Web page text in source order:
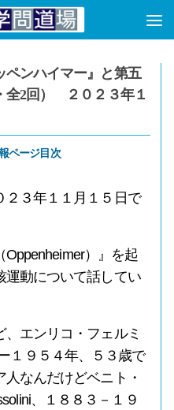
ンハイマー』と第五
2回） ２０２３年１
ページ目次
２３年１１月１５日で
）』を起
運動について話してい
エンリコ・フェルミ
１９５４年、５３歳で
なんだけどベニト・
、１８８３－１９